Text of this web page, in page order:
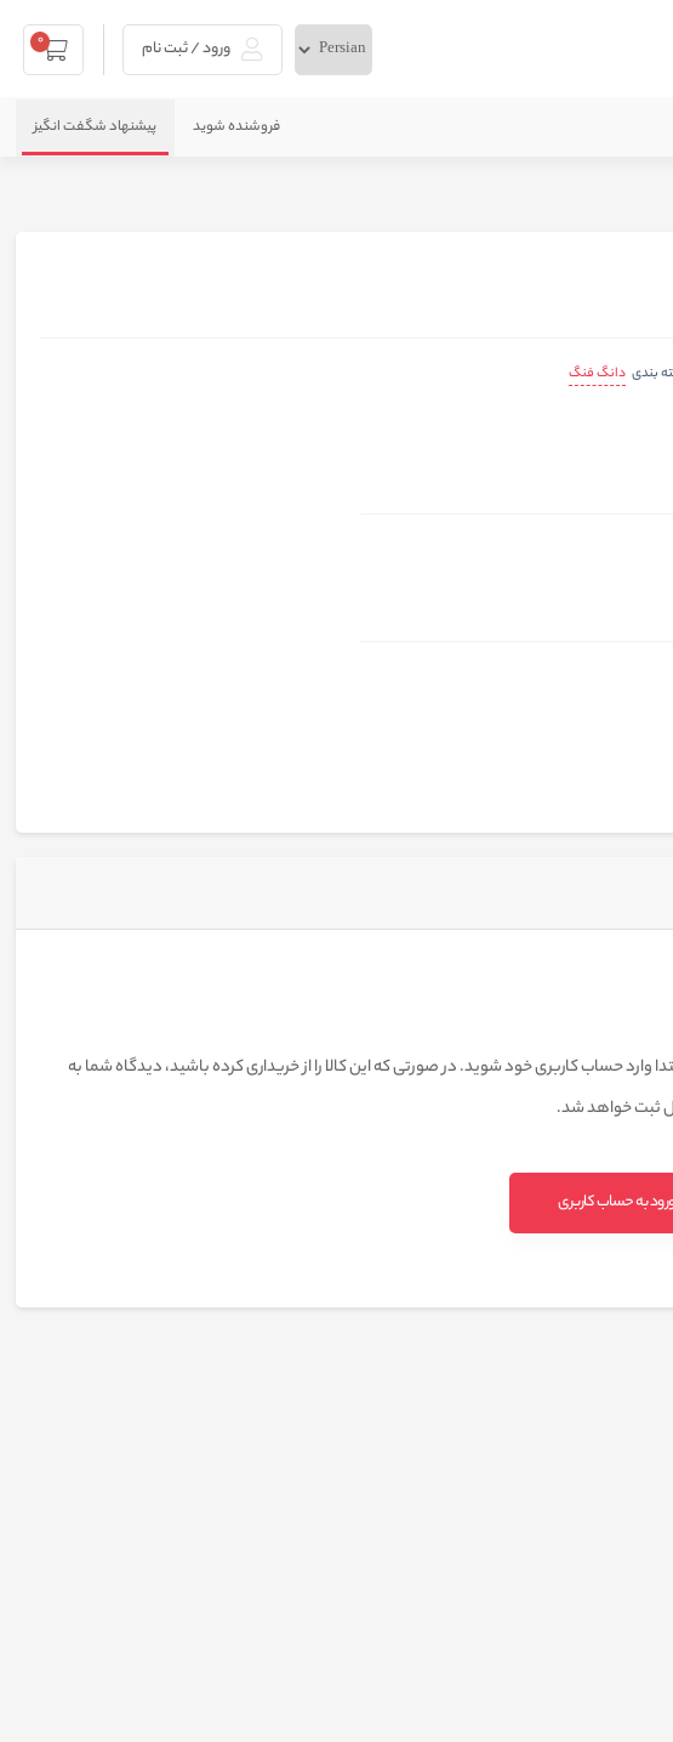
ورود / ثبت نام 0
فروشنده شوید پیشنهاد شگفت انگیز
بندی دانگ فنگ
وارد حساب کاربری خود شوید. در صورتی که این کالا را از خریداری کرده باشید، دیدگاه شما به
ثبت خواهد شد.
به حساب کاربری